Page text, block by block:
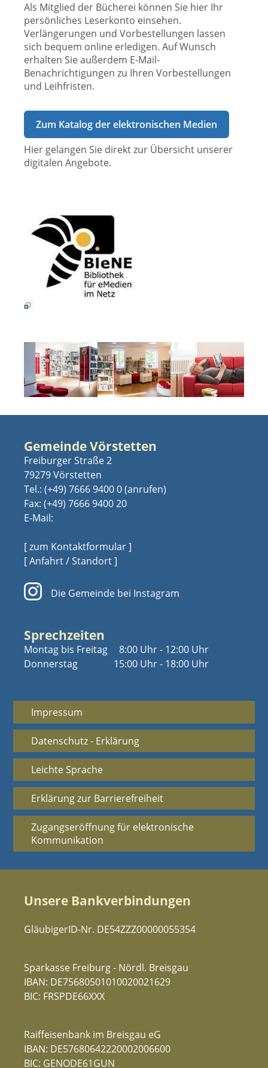
Als Mitglied der Bücherei können Sie hier Ihr
persönliches Leserkonto einsehen.
Verlängerungen und Vorbestellungen lassen
sich bequem online erledigen. Auf Wunsch
erhalten Sie außerdem E-Mail-
Benachrichtigungen zu Ihren Vorbestellungen
und Leihfristen.
Zum Katalog der elektronischen Medien
Hier gelangen Sie direkt zur Übersicht unserer
digitalen Angebote.
Gemeinde Vörstetten
Freiburger Straße 2
79279 Vörstetten
Tel.: (+49) 7666 9400 0
Fax: (+49) 7666 9400 20
E-Mail:
[ zum Kontaktformular ]
[ Anfahrt / Standort ]
Die Gemeinde bei Instagram
Sprechzeiten
Montag bis Freitag
Donnerstag
8:00 Uhr - 12:00 Uhr
15:00 Uhr - 18:00 Uhr
Impressum
Datenschutz - Erklärung
Leichte Sprache
Erklärung zur Barrierefreiheit
Zugangseröffnung für elektronische
Kommunikation
Unsere Bankverbindungen
GläubigerID-Nr. DE54ZZZ00000055354
Sparkasse Freiburg - Nördl. Breisgau
IBAN: DE75680501010020021629
BIC: FRSPDE66XXX
Raiffeisenbank im Breisgau eG
IBAN: DE57680642220002006600
BIC: GENODE61GUN